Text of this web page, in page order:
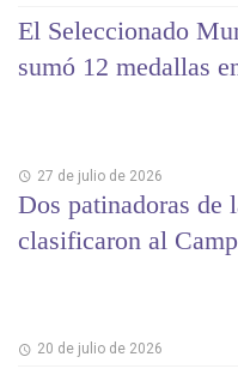
El Seleccionado
sumó 12 medallas
27 de julio de 2026
Dos patinadoras de
clasificaron al
20 de julio de 2026